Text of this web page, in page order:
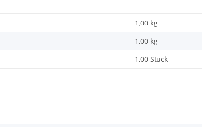
1,00 kg
1,00 kg
1,00 Stück